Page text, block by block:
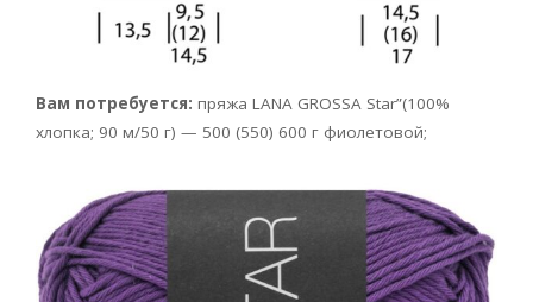
Вам потребуется: пряжа LANA GROSSA Star”(100%
хлопка; 90 м/50 г) — 500 (550) 600 г фиолетовой;